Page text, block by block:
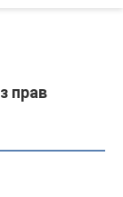
прав